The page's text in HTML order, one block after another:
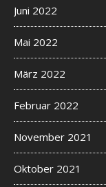
Juni 2022
Mai 2022
März 2022
Februar 2022
November 2021
Oktober 2021